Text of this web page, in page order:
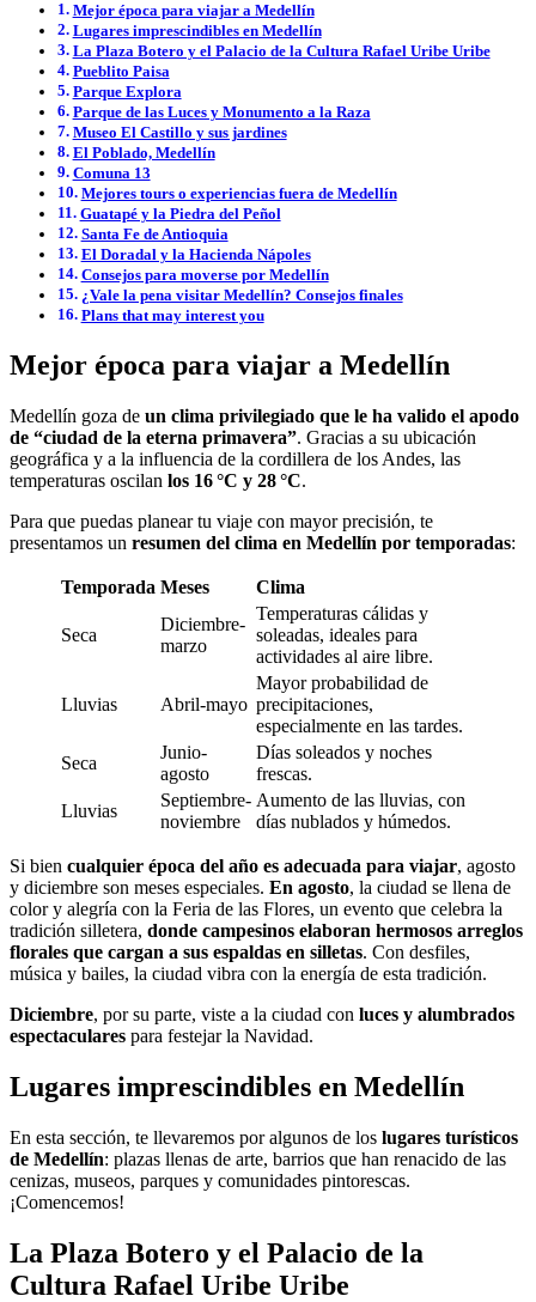
Mejor época para viajar a Medellín
Lugares imprescindibles en Medellín
La Plaza Botero y el Palacio de la Cultura Rafael Uribe Uribe
Pueblito Paisa
Parque Explora
Parque de las Luces y Monumento a la Raza
Museo El Castillo y sus jardines
El Poblado, Medellín
Comuna 13
Mejores tours o experiencias fuera de Medellín
Guatapé y la Piedra del Peñol
Santa Fe de Antioquia
El Doradal y la Hacienda Nápoles
Consejos para moverse por Medellín
¿Vale la pena visitar Medellín? Consejos finales
Plans that may interest you
Mejor época para viajar a Medellín
Medellín goza de un clima privilegiado que le ha valido el apodo
de “ciudad de la eterna primavera”. Gracias a su ubicación
geográfica y a la influencia de la cordillera de los Andes, las
temperaturas oscilan los 16 °C y 28 °C.
Para que puedas planear tu viaje con mayor precisión, te
presentamos un resumen del clima en Medellín por temporadas:
Temporada Meses Clima
Seca
Diciembre-
marzo
Temperaturas cálidas y
soleadas, ideales para
actividades al aire libre.
Lluvias Abril-mayo
Mayor probabilidad de
precipitaciones,
especialmente en las tardes.
Seca
Junio-
agosto
Días soleados y noches
frescas.
Lluvias
Septiembre-
noviembre
Aumento de las lluvias, con
días nublados y húmedos.
Si bien cualquier época del año es adecuada para viajar, agosto
y diciembre son meses especiales. En agosto, la ciudad se llena de
color y alegría con la Feria de las Flores, un evento que celebra la
tradición silletera, donde campesinos elaboran hermosos arreglos
florales que cargan a sus espaldas en silletas. Con desfiles,
música y bailes, la ciudad vibra con la energía de esta tradición.
Diciembre, por su parte, viste a la ciudad con luces y alumbrados
espectaculares para festejar la Navidad.
Lugares imprescindibles en Medellín
En esta sección, te llevaremos por algunos de los lugares turísticos
de Medellín: plazas llenas de arte, barrios que han renacido de las
cenizas, museos, parques y comunidades pintorescas.
¡Comencemos!
La Plaza Botero y el Palacio de la
Cultura Rafael Uribe Uribe